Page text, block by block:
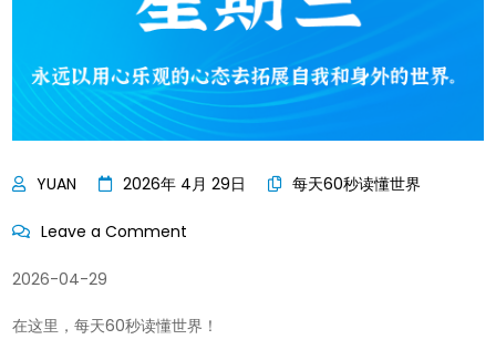
2026年 4月 29日 每天60秒读懂世界
Leave a Comment
60
2026-04-29
在这里，每天60秒读懂世界！